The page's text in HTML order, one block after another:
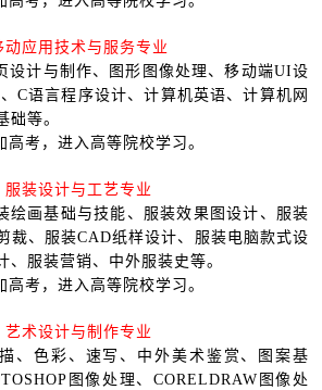
动应用技术与服务专业
设计与制作、图形图像处理、移动端UI设
C语言程序设计、计算机英语、计算机网
础等。
高考，进入高等院校学习。
服装设计与工艺专业
绘画基础与技能、服装效果图设计、服装
裁、服装CAD纸样设计、服装电脑款式设
、服装营销、中外服装史等。
高考，进入高等院校学习。
艺术设计与制作专业
、色彩、速写、中外美术鉴赏、图案基
图像处理、CORELDRAW图像处